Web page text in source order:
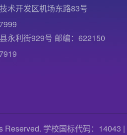
术开发区机场东路83号
永利街929号 邮编：622150
学校国标代码：14043 |